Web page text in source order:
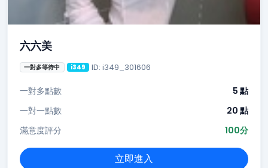
六六美
一對多等待中 i349 ID: i349_301606
一對多點數
5 點
一對一點數
20 點
滿意度評分
100分
立即進入